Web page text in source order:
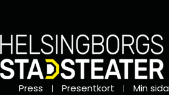
Press Presentkort Min sida